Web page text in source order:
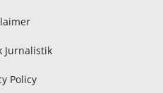
Jurnalistik
Policy